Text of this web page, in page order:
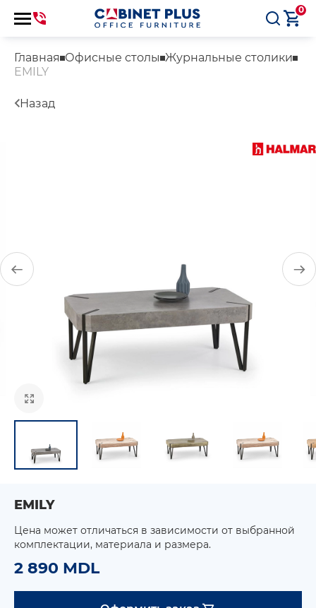
0
Главная Офисные столы Журнальные столики
EMILY
Назад
EMILY
Цена может отличаться в зависимости от выбранной
комплектации, материала и размера.
2 890 MDL